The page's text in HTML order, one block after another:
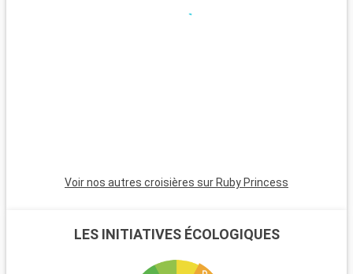
séculaires, est un havre de nature proche de la ville. La région
Voir nos autres croisières sur Ruby Princess
LES INITIATIVES ÉCOLOGIQUES